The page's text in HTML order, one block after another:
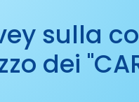
sulla
dei